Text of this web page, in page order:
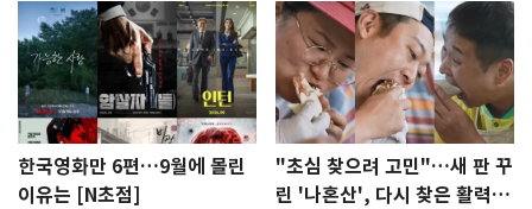
한국영화만 6편…9월에 몰린
이유는 [N초점]
"초심 찾으려 고민"…새 판 꾸
린 '나혼산', 다시 찾은 활력